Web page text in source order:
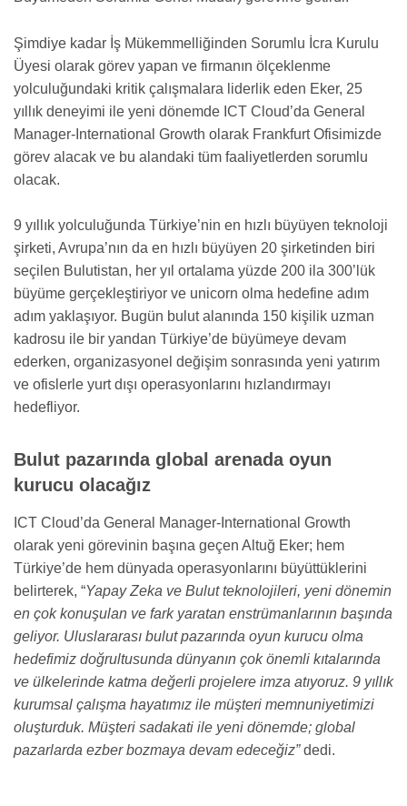
Şimdiye kadar İş Mükemmelliğinden Sorumlu İcra Kurulu
Üyesi olarak görev yapan ve firmanın ölçeklenme
yolculuğundaki kritik çalışmalara liderlik eden Eker, 25
yıllık deneyimi ile yeni dönemde ICT Cloud’da General
Manager-International Growth olarak Frankfurt Ofisimizde
görev alacak ve bu alandaki tüm faaliyetlerden sorumlu
olacak.
9 yıllık yolculuğunda Türkiye’nin en hızlı büyüyen teknoloji
şirketi, Avrupa’nın da en hızlı büyüyen 20 şirketinden biri
seçilen Bulutistan, her yıl ortalama yüzde 200 ila 300’lük
büyüme gerçekleştiriyor ve unicorn olma hedefine adım
adım yaklaşıyor. Bugün bulut alanında 150 kişilik uzman
kadrosu ile bir yandan Türkiye’de büyümeye devam
ederken, organizasyonel değişim sonrasında yeni yatırım
ve ofislerle yurt dışı operasyonlarını hızlandırmayı
hedefliyor.
Bulut pazarında global arenada oyun
kurucu olacağız
ICT Cloud’da General Manager-International Growth
olarak yeni görevinin başına geçen Altuğ Eker; hem
Türkiye’de hem dünyada operasyonlarını büyüttüklerini
belirterek, “Yapay Zeka ve Bulut teknolojileri, yeni dönemin
en çok konuşulan ve fark yaratan enstrümanlarının başında
geliyor. Uluslararası bulut pazarında oyun kurucu olma
hedefimiz doğrultusunda dünyanın çok önemli kıtalarında
ve ülkelerinde katma değerli projelere imza atıyoruz. 9 yıllık
kurumsal çalışma hayatımız ile müşteri memnuniyetimizi
oluşturduk. Müşteri sadakati ile yeni dönemde; global
pazarlarda ezber bozmaya devam edeceğiz”dedi.